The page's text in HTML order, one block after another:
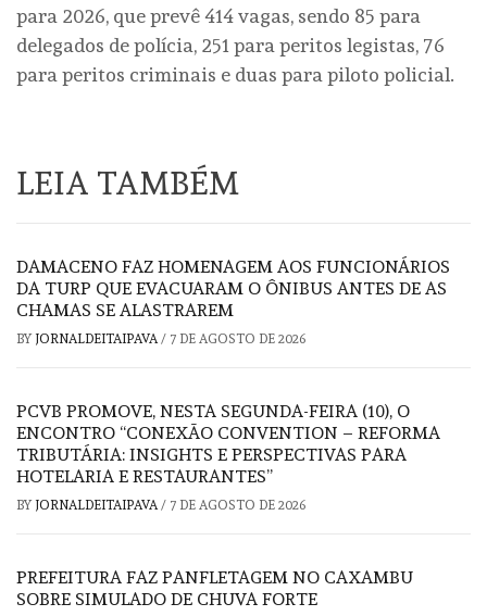
para 2026, que prevê 414 vagas, sendo 85 para
delegados de polícia, 251 para peritos legistas, 76
para peritos criminais e duas para piloto policial.
LEIA TAMBÉM
DAMACENO FAZ HOMENAGEM AOS FUNCIONÁRIOS
DA TURP QUE EVACUARAM O ÔNIBUS ANTES DE AS
CHAMAS SE ALASTRAREM
BY JORNALDEITAIPAVA/ 7 DE AGOSTO DE 2026
PCVB PROMOVE, NESTA SEGUNDA-FEIRA (10), O
ENCONTRO “CONEXÃO CONVENTION – REFORMA
TRIBUTÁRIA: INSIGHTS E PERSPECTIVAS PARA
HOTELARIA E RESTAURANTES”
BY JORNALDEITAIPAVA/ 7 DE AGOSTO DE 2026
PREFEITURA FAZ PANFLETAGEM NO CAXAMBU
SOBRE SIMULADO DE CHUVA FORTE